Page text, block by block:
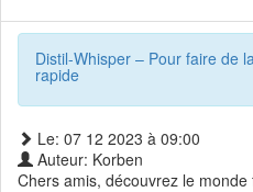
Distil-Whisper – Pour faire de
rapide
Le: 07 12 2023 à 09:00
Auteur: Korben
Chers amis, découvrez le